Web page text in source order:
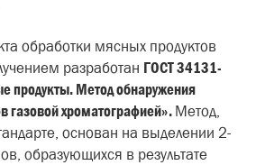
обработки мясных продуктов
разработан ГОСТ 34131-
продукты. Метод обнаружения
газовой хроматографией».Метод,
основан на выделении 2-
образующихся в результате